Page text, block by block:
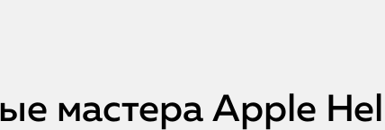
мастера Apple